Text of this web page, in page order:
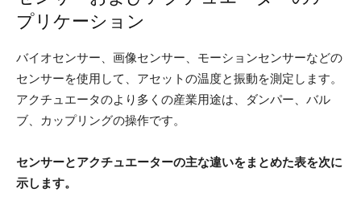
プリケーション
バイオセンサー、画像センサー、モーションセンサーなどの
センサーを使用して、アセットの温度と振動を測定します。
アクチュエータのより多くの産業用途は、ダンパー、バル
ブ、カップリングの操作です。
センサーとアクチュエーターの主な違いをまとめた表を次に
示します。